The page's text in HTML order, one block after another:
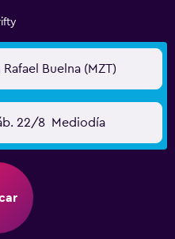
Buelna (MZT)
22/8 Mediodía